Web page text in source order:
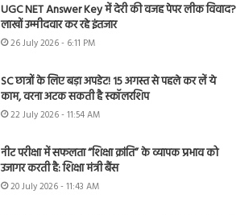
UGC NET Answer Key में देरी की वजह पेपर लीक विवाद?
लाखों उम्मीदवार कर रहे इंतजार
26 July 2026 - 6:11 PM
SC छात्रों के लिए बड़ा अपडेट! 15 अगस्त से पहले कर लें ये
काम, वरना अटक सकती है स्कॉलरशिप
22 July 2026 - 11:54 AM
नीट परीक्षा में सफलता “शिक्षा क्रांति” के व्यापक प्रभाव को
उजागर करती है: शिक्षा मंत्री बैंस
20 July 2026 - 11:43 AM